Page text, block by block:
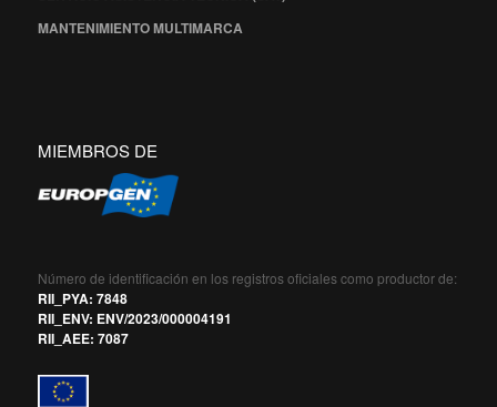
MANTENIMIENTO MULTIMARCA
MIEMBROS DE
Número de identificación en los registros oficiales como productor de:
RII_PYA: 7848
RII_ENV: ENV/2023/000004191
RII_AEE: 7087